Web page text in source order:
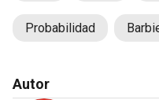
Probabilidad
Autor